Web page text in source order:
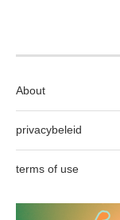
About
privacybeleid
terms of use